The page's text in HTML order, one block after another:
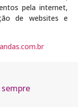
pela internet,
de websites e